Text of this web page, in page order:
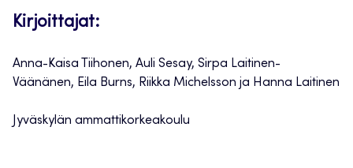
Kirjoittajat:
Anna-Kaisa Tiihonen, Auli Sesay, Sirpa Laitinen-
Väänänen, Eila Burns, Riikka Michelsson ja Hanna Laitinen
Jyväskylän ammattikorkeakoulu